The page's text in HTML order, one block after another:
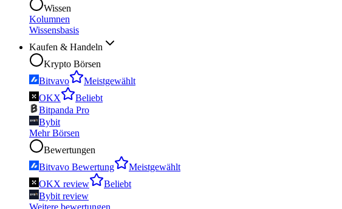
Wissen
Kolumnen
Wissensbasis
Kaufen & Handeln
Krypto Börsen
Bitvavo
Meistgewählt
OKX
Beliebt
Bitpanda Pro
Bybit
Mehr Börsen
Bewertungen
Bitvavo Bewertung
Meistgewählt
OKX review
Beliebt
Bybit review
Weitere bewertungen